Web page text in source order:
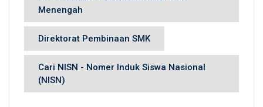
Menengah
Direktorat Pembinaan SMK
Cari NISN - Nomer Induk Siswa Nasional
(NISN)